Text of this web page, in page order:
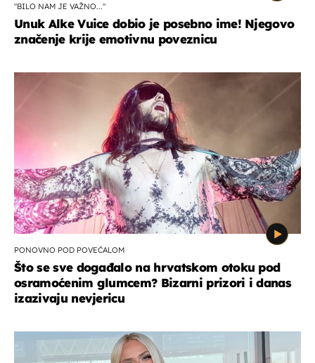
"BILO NAM JE VAŽNO..."
Unuk Alke Vuice dobio je posebno ime! Njegovo
značenje krije emotivnu poveznicu
PONOVNO POD POVEĆALOM
Što se sve događalo na hrvatskom otoku pod
osramoćenim glumcem? Bizarni prizori i danas
izazivaju nevjericu